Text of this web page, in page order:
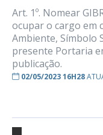
Art. 1º. Nomear
ocupar o cargo em
Ambiente, Símbolo
presente Portaria
publicação.
02/05/2023 16H28